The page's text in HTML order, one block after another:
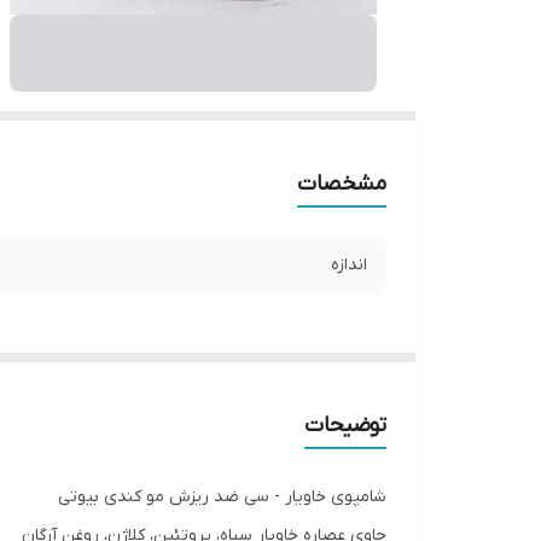
مشخصات
اندازه
توضیحات
شامپوی خاویار - سی ضد ریزش مو کندی بیوتی
حاوی عصاره خاویار سیاه، پروتئین، کلاژن، روغن آرگان